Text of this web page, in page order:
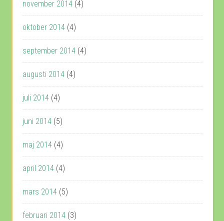
november 2014 (4)
oktober 2014 (4)
september 2014 (4)
augusti 2014 (4)
juli 2014 (4)
juni 2014 (5)
maj 2014 (4)
april 2014 (4)
mars 2014 (5)
februari 2014 (3)